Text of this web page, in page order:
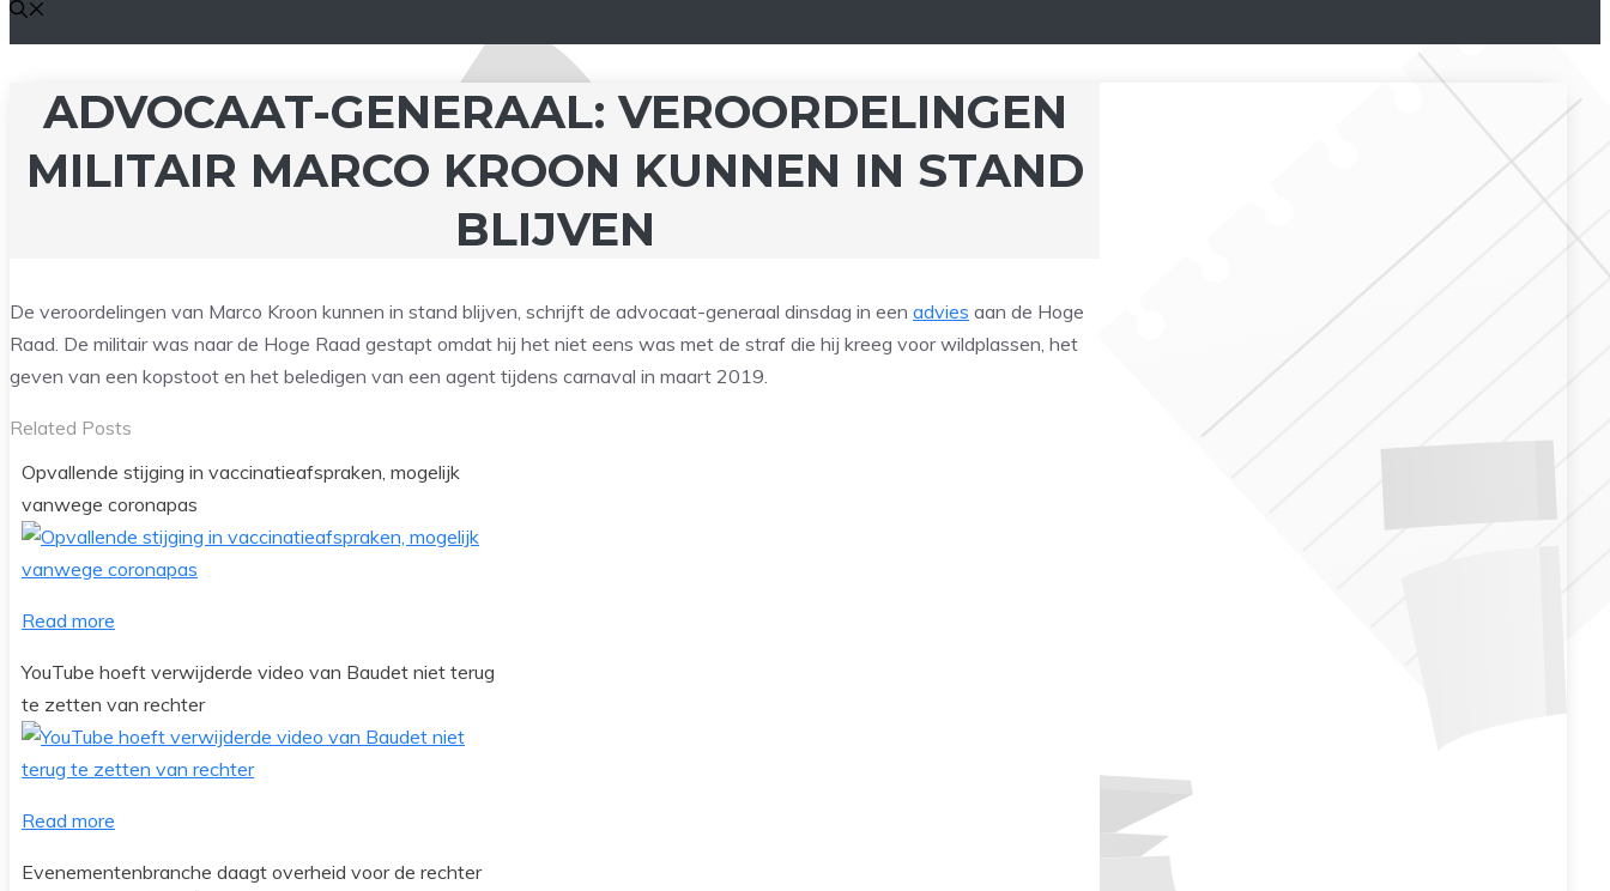
ADVOCAAT-GENERAAL: VEROORDELINGEN
MILITAIR MARCO KROON KUNNEN IN STAND
BLIJVEN
De veroordelingen van Marco Kroon kunnen in stand blijven, schrijft de advocaat-generaal dinsdag in een advies aan de Hoge
Raad. De militair was naar de Hoge Raad gestapt omdat hij het niet eens was met de straf die hij kreeg voor wildplassen, het
geven van een kopstoot en het beledigen van een agent tijdens carnaval in maart 2019.
Related Posts
Opvallende stijging in vaccinatieafspraken, mogelijk
vanwege coronapas
Read more
YouTube hoeft verwijderde video van Baudet niet terug
te zetten van rechter
Read more
Evenementenbranche daagt overheid voor de rechter